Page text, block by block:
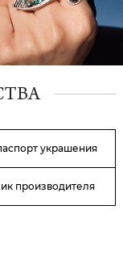
украшения
производителя